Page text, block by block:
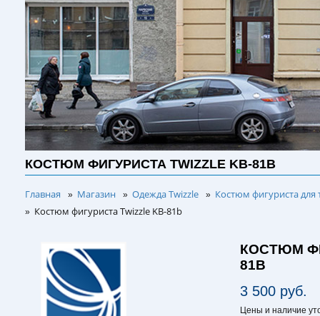
КОСТЮМ ФИГУРИСТА TWIZZLE KB-81B
Главная » Магазин » Одежда Twizzle » Костюм фигуриста для
» Костюм фигуриста Twizzle KB-81b
КОСТЮМ
81B
3 500 руб.
Цены и наличие